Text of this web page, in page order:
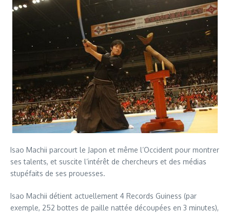
Isao Machii parcourt le Japon et même l’Occident pour montrer
ses talents, et suscite l’intérêt de chercheurs et des médias
stupéfaits de ses prouesses.
Isao Machii détient actuellement 4 Records Guiness (par
exemple, 252 bottes de paille nattée découpées en 3 minutes),